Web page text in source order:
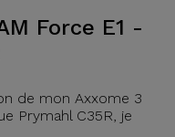
Force E1 -
de mon Axxome 3
Prymahl C35R, je